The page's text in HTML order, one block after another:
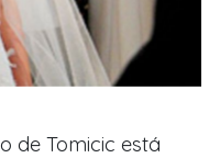
de Tomicic está